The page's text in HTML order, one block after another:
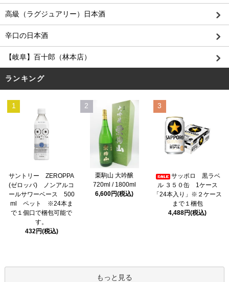
高級（ラグジュアリー）日本酒
辛口の日本酒
【岐阜】百十郎（林本店）
ランキング
1
サントリー ZEROPPA
(ゼロッパ) ノンアルコ
ールサワーベース 500
ml ペット ※24本ま
で１個口で梱包可能で
す。
432円(税込)
2
栗駒山 大吟醸
720ml / 1800ml
6,600円(税込)
3
サッポロ 黒ラベ
ル ３５０缶 1ケース
「24本入り」※２ケース
まで１梱包
4,488円(税込)
もっと見る